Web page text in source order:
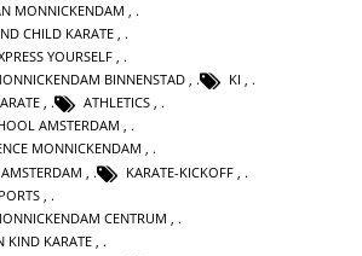
MONNICKENDAM ,
CHILD KARATE ,
YOURSELF ,
BINNENSTAD , KI ,
, ATHLETICS ,
AMSTERDAM ,
MONNICKENDAM ,
KARATE-KICKOFF
CENTRUM
KIND KARATE